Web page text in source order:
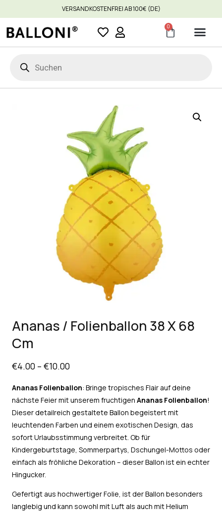
VERSANDKOSTENFREI AB 100€ (DE)
0
Ananas / Folienballon 38 X 68
Cm
€4.00 – €10.00
Ananas Folienballon: Bringe tropisches Flair auf deine
nächste Feier mit unserem fruchtigen Ananas Folienballon!
Dieser detailreich gestaltete Ballon begeistert mit
leuchtenden Farben und einem exotischen Design, das
sofort Urlaubsstimmung verbreitet. Ob für
Kindergeburtstage, Sommerpartys, Dschungel-Mottos oder
einfach als fröhliche Dekoration – dieser Ballon ist ein echter
Hingucker.
Gefertigt aus hochwertiger Folie, ist der Ballon besonders
langlebig und kann sowohl mit Luft als auch mit Helium